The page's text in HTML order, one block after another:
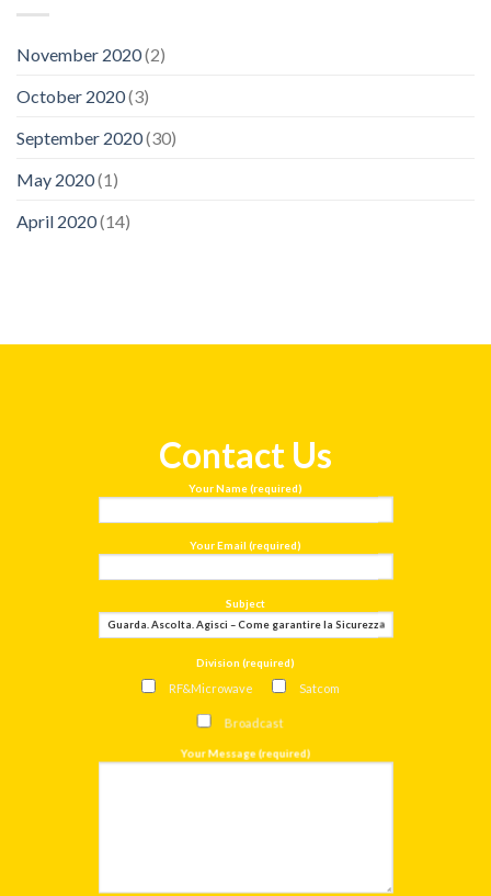
November 2020(2)
October 2020(3)
September 2020(30)
May 2020(1)
April 2020(14)
Contact Us
Your Name (required)
Your Email (required)
Subject
Division (required)
RF&Microwave Satcom
Broadcast
Your Message (required)